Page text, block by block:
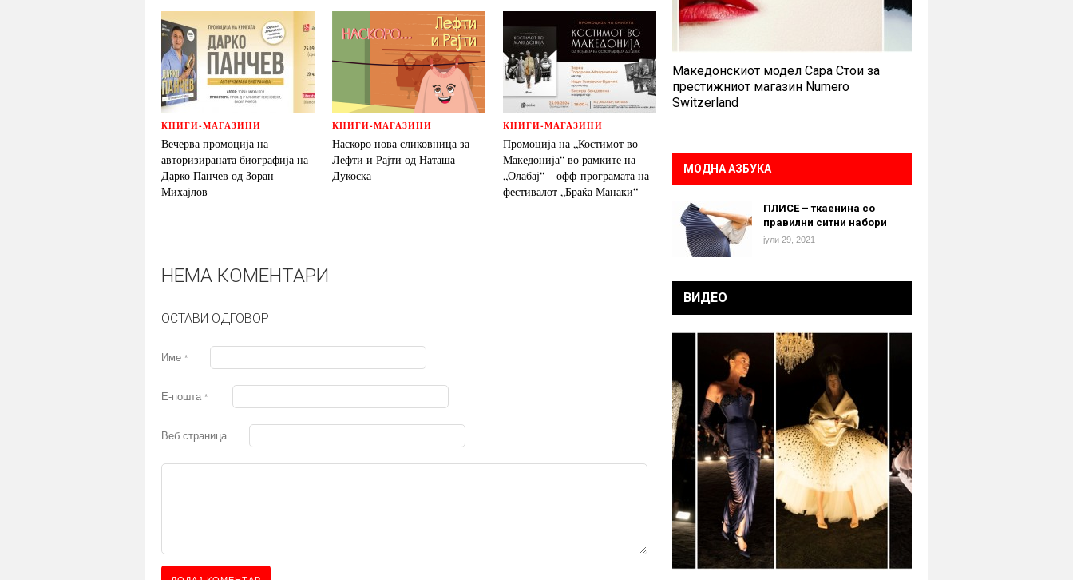
КНИГИ-МАГАЗИНИ
Вечерва промоција на
авторизираната биографија на
Дарко Панчев од Зоран
Михајлов
КНИГИ-МАГАЗИНИ
Наскоро нова сликовница за
Лефти и Рајти од Наташа
Дукоска
КНИГИ-МАГАЗИНИ
Промоција на „Костимот во
Македонија“ во рамките на
„Олабај“ – офф-програмата на
фестивалот „Браќа Манаки“
НЕМА КОМЕНТАРИ
ОСТАВИ ОДГОВОР
Име *
Е-пошта *
Веб страница
Македонскиот модел Сара Стои за
престижниот магазин Numero
Switzerland
МОДНА АЗБУКА
ПЛИСЕ – ткаенина со
правилни ситни набори
јули 29, 2021
ВИДЕО